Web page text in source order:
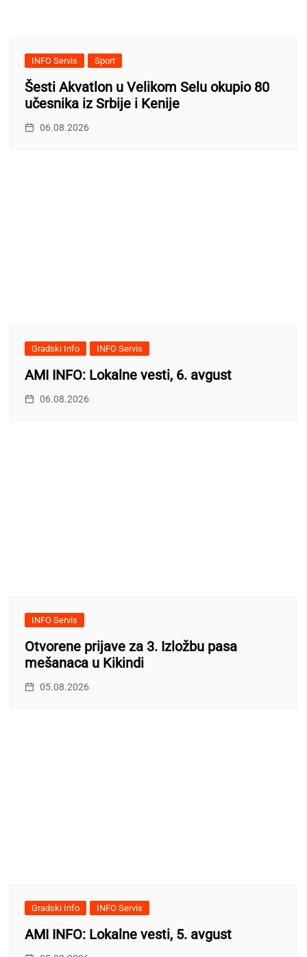
INFO Servis Sport
Šesti Akvatlon u Velikom Selu okupio 80
učesnika iz Srbije i Kenije
06.08.2026
Gradski Info INFO Servis
AMI INFO: Lokalne vesti, 6. avgust
06.08.2026
INFO Servis
Otvorene prijave za 3. Izložbu pasa
mešanaca u Kikindi
05.08.2026
Gradski Info INFO Servis
AMI INFO: Lokalne vesti, 5. avgust